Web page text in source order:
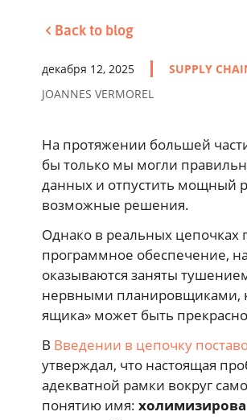
Back to blog
декабря 12, 2025
SUPPLY
JOANNES VERMOREL
На протяжении большей
бы только мы могли
данных и отпустить мощный
возможные решения.
Однако в реальных цепочках
программное обеспечение,
оказываются заняты
нервными планировщиками,
ящика» может быть
В Введении в цепочку
утверждал, что настоящая
адекватной рамки вокруг
понятию имя: